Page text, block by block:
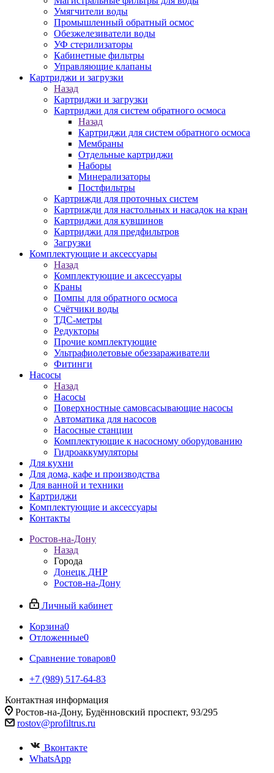
Умягчители воды
Промышленный обратный осмос
Обезжелезиватели воды
УФ стерилизаторы
Кабинетные фильтры
Управляющие клапаны
Картриджи и загрузки
Назад
Картриджи и загрузки
Картриджи для систем обратного осмоса
Назад
Картриджи для систем обратного осмоса
Мембраны
Отдельные картриджи
Наборы
Минерализаторы
Постфильтры
Картрижди для проточных систем
Картрижди для настольных и насадок на кран
Картриджи для кувшинов
Картриджи для предфильтров
Загрузки
Комплектующие и аксессуары
Назад
Комплектующие и аксессуары
Краны
Помпы для обратного осмоса
Счётчики воды
ТДС-метры
Редукторы
Прочие комплектующие
Ультрафиолетовые обеззараживатели
Фитинги
Насосы
Назад
Насосы
Поверхностные самовсасывающие насосы
Автоматика для насосов
Насосные станции
Комплектующие к насосному оборудованию
Гидроаккумуляторы
Для кухни
Для дома, кафе и производства
Для ванной и техники
Картриджи
Комплектующие и аксессуары
Контакты
Ростов-на-Дону
Назад
Города
Донецк ДНР
Ростов-на-Дону
Личный кабинет
Корзина0
Отложенные0
Сравнение товаров0
+7 (989) 517-64-83
Контактная информация
Ростов-на-Дону, Будённовский проспект, 93/295
rostov@profiltrus.ru
Вконтакте
WhatsApp